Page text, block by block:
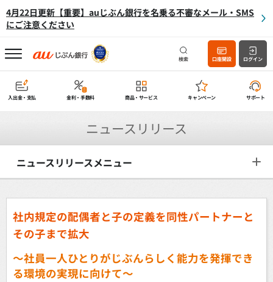
4月22日更新【重要】auじぶん銀行を名乗る不審なメール・SMS
にご注意ください
検索 口座開設 ログイン
入出金・支払 金利・手数料 商品・サービス キャンペーン サポート
ニュースリリース
ニュースリリースメニュー
社内規定の配偶者と子の定義を同性パートナーと
その子まで拡大
～社員一人ひとりがじぶんらしく能力を発揮でき
る環境の実現に向けて～